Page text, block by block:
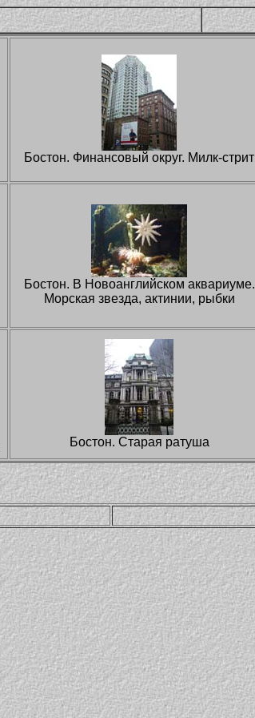
Бостон. Финансовый округ. Милк-стрит
Бостон. В Новоанглийском аквариуме.
Морская звезда, актинии, рыбки
Бостон. Старая ратуша